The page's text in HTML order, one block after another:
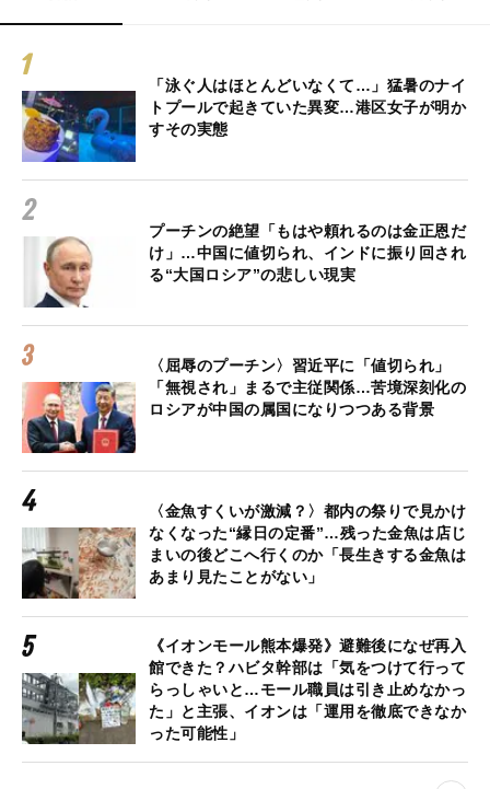
「泳ぐ人はほとんどいなくて…」猛暑のナイ
トプールで起きていた異変…港区女子が明か
すその実態
プーチンの絶望「もはや頼れるのは金正恩だ
け」…中国に値切られ、インドに振り回され
る“大国ロシア”の悲しい現実
〈屈辱のプーチン〉習近平に「値切られ」
「無視され」まるで主従関係…苦境深刻化の
ロシアが中国の属国になりつつある背景
〈金魚すくいが激減？〉都内の祭りで見かけ
なくなった“縁日の定番”…残った金魚は店じ
まいの後どこへ行くのか「長生きする金魚は
あまり見たことがない」
《イオンモール熊本爆発》避難後になぜ再入
館できた？ハビタ幹部は「気をつけて行って
らっしゃいと…モール職員は引き止めなかっ
た」と主張、イオンは「運用を徹底できなか
った可能性」